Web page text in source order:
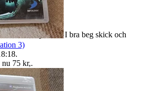
3. Spelet är I bra beg skick och
3)
.
75 kr,.